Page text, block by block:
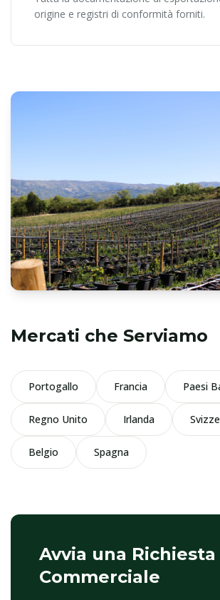
origine e registri di conformità forniti.
Mercati che Serviamo
Portogallo Francia Paesi
Regno Unito Irlanda
Belgio Spagna
Avvia una Richiesta
Commerciale